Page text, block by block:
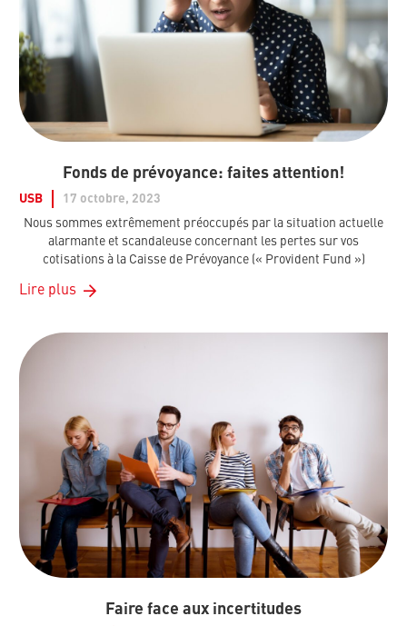
Fonds de prévoyance: faites attention!
USB
17 octobre, 2023
Nous sommes extrêmement préoccupés par la situation actuelle
alarmante et scandaleuse concernant les pertes sur vos
cotisations à la Caisse de Prévoyance (« Provident Fund »)
Lire plus
Faire face aux incertitudes